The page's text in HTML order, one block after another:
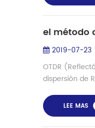
el método
2019-07-23
OTDR
dispersión de
LEE MAS